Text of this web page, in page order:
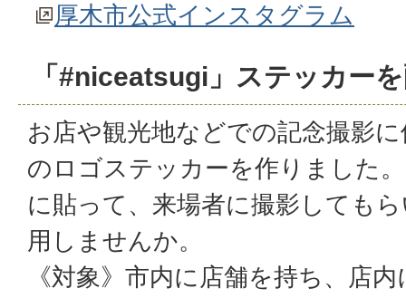
厚木市公式インスタグラム
「#niceatsugi」ステッカー
お店や観光地などでの記念撮影
のロゴステッカーを作りました
に貼って、来場者に撮影しても
用しませんか。
《対象》市内に店舗を持ち、店